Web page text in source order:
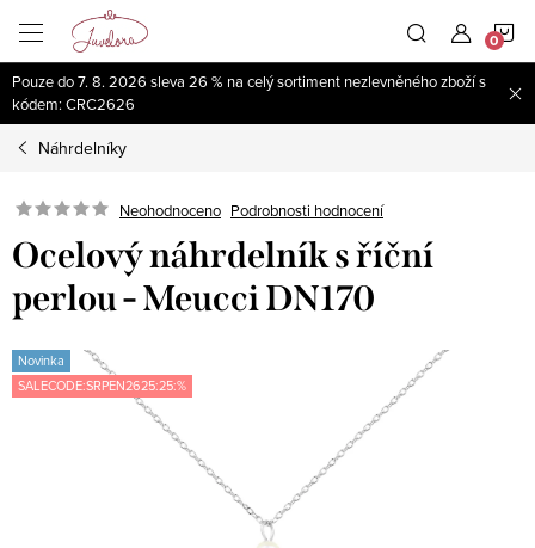
obsah
Pouze do 7. 8. 2026 sleva 26 % na celý sortiment nezlevněného zboží s
kódem: CRC2626
Náhrdelníky
Neohodnoceno Podrobnosti hodnocení
Ocelový náhrdelník s říční
perlou - Meucci DN170
Novinka
SALECODE:SRPEN2625:25:%